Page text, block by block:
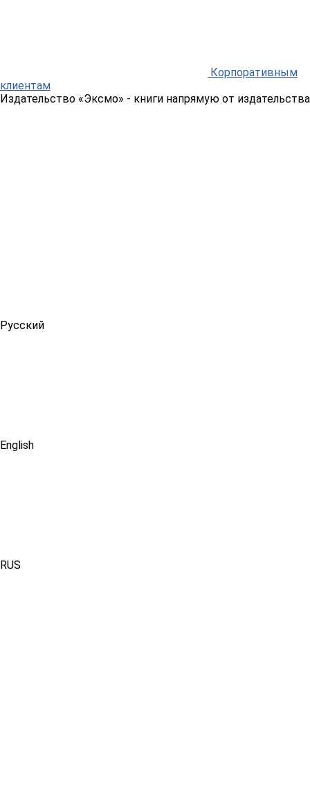
Корпоративным
клиентам
Издательство «Эксмо» - книги напрямую от издательства
Русский
English
RUS